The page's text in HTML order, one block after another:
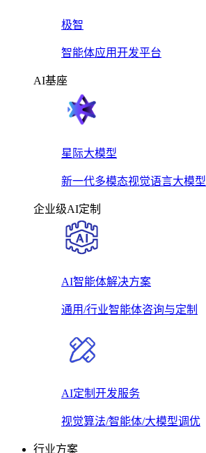
极智
智能体应用开发平台
AI基座
星际大模型
新一代多模态视觉语言大模型
企业级AI定制
AI智能体解决方案
通用/行业智能体咨询与定制
AI定制开发服务
视觉算法/智能体/大模型调优
行业方案